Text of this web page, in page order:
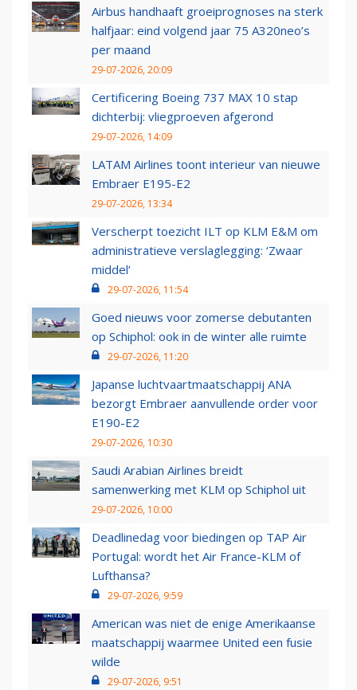
Airbus handhaaft groeiprognoses na sterk
halfjaar: eind volgend jaar 75 A320neo’s
per maand
29-07-2026, 20:09
Certificering Boeing 737 MAX 10 stap
dichterbij: vliegproeven afgerond
29-07-2026, 14:09
LATAM Airlines toont interieur van nieuwe
Embraer E195-E2
29-07-2026, 13:34
Verscherpt toezicht ILT op KLM E&M om
administratieve verslaglegging: ‘Zwaar
middel’
29-07-2026, 11:54
Goed nieuws voor zomerse debutanten
op Schiphol: ook in de winter alle ruimte
29-07-2026, 11:20
Japanse luchtvaartmaatschappij ANA
bezorgt Embraer aanvullende order voor
E190-E2
29-07-2026, 10:30
Saudi Arabian Airlines breidt
samenwerking met KLM op Schiphol uit
29-07-2026, 10:00
Deadlinedag voor biedingen op TAP Air
Portugal: wordt het Air France-KLM of
Lufthansa?
29-07-2026, 9:59
American was niet de enige Amerikaanse
maatschappij waarmee United een fusie
wilde
29-07-2026, 9:51